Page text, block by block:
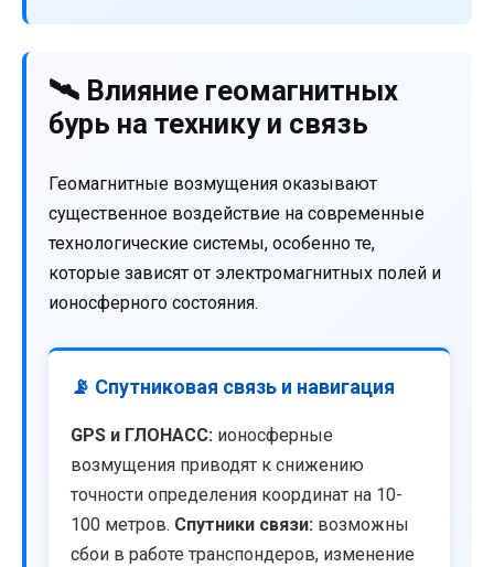
🛰️ Влияние геомагнитных
бурь на технику и связь
Геомагнитные возмущения оказывают
существенное воздействие на современные
технологические системы, особенно те,
которые зависят от электромагнитных полей и
ионосферного состояния.
📡 Спутниковая связь и навигация
GPS и ГЛОНАСС: ионосферные
возмущения приводят к снижению
точности определения координат на 10-
100 метров. Спутники связи: возможны
сбои в работе транспондеров, изменение